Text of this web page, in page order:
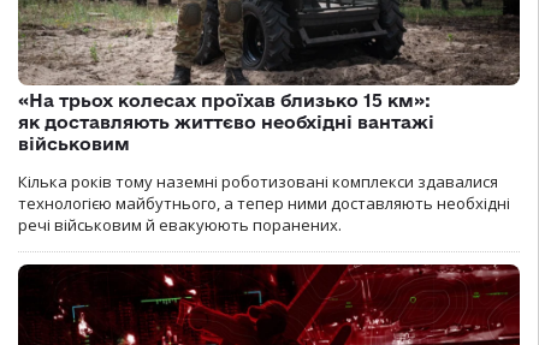
«На трьох колесах проїхав близько 15 км»:
як доставляють життєво необхідні вантажі
військовим
Кілька років тому наземні роботизовані комплекси здавалися
технологією майбутнього, а тепер ними доставляють необхідні
речі військовим й евакуюють поранених.